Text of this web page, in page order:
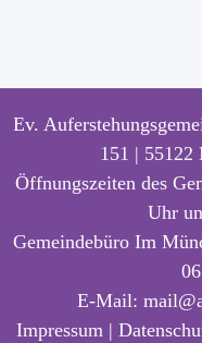
Ev.
151 | 55122
Öffnungszeiten des
Uhr
Gemeindebüro Im
E-Mail:
Impressum |